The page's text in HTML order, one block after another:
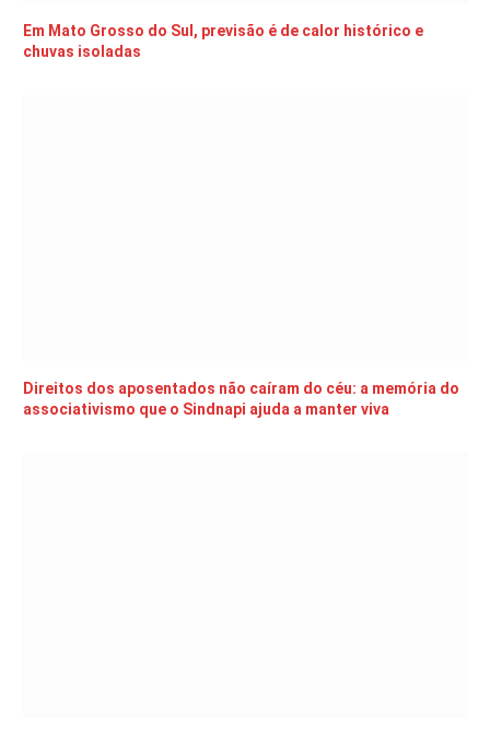
Em Mato Grosso do Sul, previsão é de calor histórico e
chuvas isoladas
Direitos dos aposentados não caíram do céu: a memória do
associativismo que o Sindnapi ajuda a manter viva